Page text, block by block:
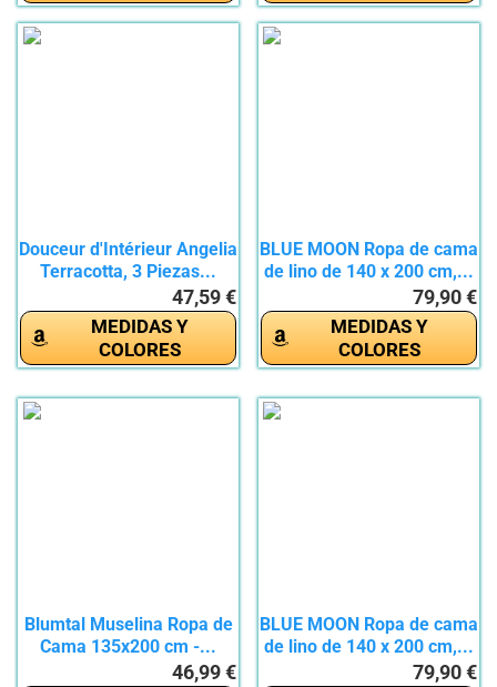
Douceur d'Intérieur Angelia
Terracotta, 3 Piezas...
47,59 €
MEDIDAS Y
COLORES
BLUE MOON Ropa de cama
de lino de 140 x 200 cm,...
79,90 €
MEDIDAS Y
COLORES
Blumtal Muselina Ropa de
Cama 135x200 cm -...
46,99 €
BLUE MOON Ropa de cama
de lino de 140 x 200 cm,...
79,90 €